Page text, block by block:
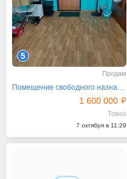
5
Продам
Помещение свободного назначения, 21 м²
1 600 000
Томск
7 октября в 11:29